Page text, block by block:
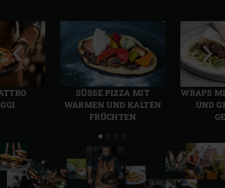
SÜSSE PIZZA MIT
WARMEN UND KALTEN
FRÜCHTEN
WRAPS
UND
Folie
Folie